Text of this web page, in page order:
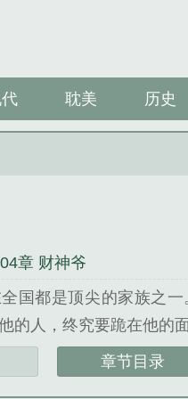
耽美 历史
章 财神爷
国都是顶尖的家族之
的人，终究要跪在他的
公子精心创作的现代都
章节目录